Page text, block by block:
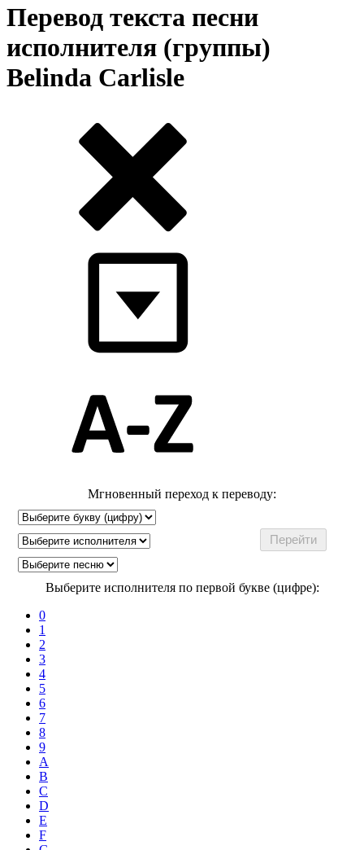
Перевод текста песни
исполнителя (группы)
Belinda Carlisle
Мгновенный переход к переводу:
Выберите исполнителя по первой букве (цифре):
0
1
2
3
4
5
6
7
8
9
A
B
C
D
E
F